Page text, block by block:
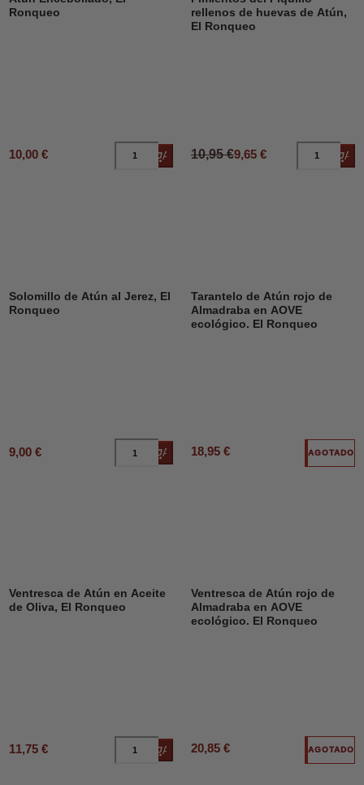
Ronqueo
10,00 € Añadir al carrito
rellenos de huevas de Atún,
El Ronqueo
10,95 €9,65 €
Solomillo de Atún al Jerez, El
Ronqueo
9,00 € Añadir al carrito
Tarantelo de Atún rojo de
Almadraba en AOVE
ecológico. El Ronqueo
18,95 € AGOTADO
Ventresca de Atún en Aceite
de Oliva, El Ronqueo
11,75 € Añadir al carrito
Ventresca de Atún rojo de
Almadraba en AOVE
ecológico. El Ronqueo
20,85 € AGOTADO